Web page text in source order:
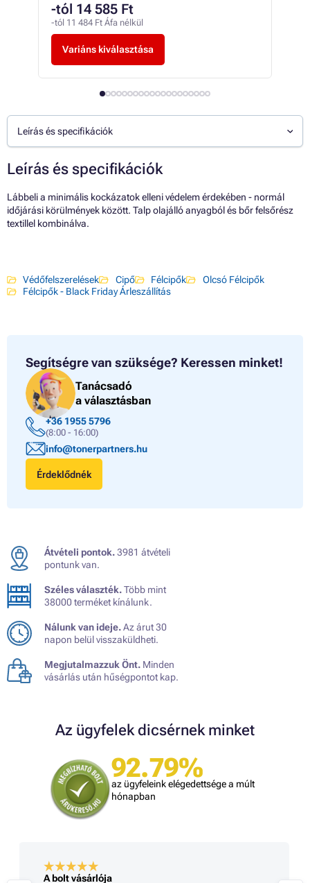
-tól 14 585 Ft
-tól 11 484 Ft Áfa nélkül
Variáns kiválasztása
Leírás és specifikációk
Leírás és specifikációk
Lábbeli a minimális kockázatok elleni védelem érdekében - normál
időjárási körülmények között. Talp olajálló anyagból és bőr felsőrész
textillel kombinálva.
Védőfelszerelések Cipő Félcipők
Olcsó Félcipők
Félcipők - Black Friday Árleszállítás
Segítségre van szüksége? Keressen minket!
Tanácsadó
a választásban
+36 1955 5796
(8:00 - 16:00)
info@tonerpartners.hu
Érdeklődnék
Átvételi pontok.3981 átvételi
pontunk van.
Széles választék.Több mint
38000 terméket kínálunk.
Nálunk van ideje.Az árut 30
napon belül visszaküldheti.
Megjutalmazzuk Önt. Minden
vásárlás után hűségpontot kap.
Az ügyfelek dicsérnek minket
92.79%
az ügyfeleink elégedettsége a múlt
hónapban
A bolt vásárlója